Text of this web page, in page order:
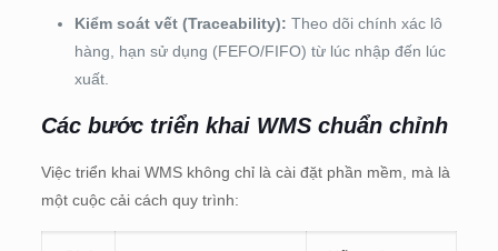
Kiểm soát vết (Traceability): Theo dõi chính xác lô
hàng, hạn sử dụng (FEFO/FIFO) từ lúc nhập đến lúc
xuất.
Các bước triển khai WMS chuẩn chỉnh
Việc triển khai WMS không chỉ là cài đặt phần mềm, mà là
một cuộc cải cách quy trình: